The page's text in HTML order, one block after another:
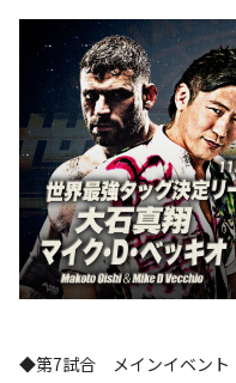
◆第7試合 メインイベント